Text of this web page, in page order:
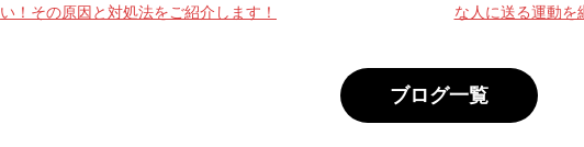
い！その原因と対処法をご紹介します！
な人に送る運動を
ブログ一覧